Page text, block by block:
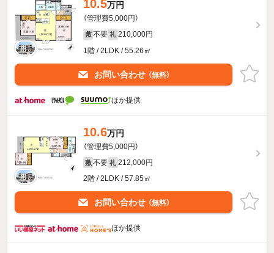
10.5万円
（管理費5,000円）
敷 不要 礼 210,000円
1階 / 2LDK / 55.26㎡
お問い合わせ （無料）
ほか提供
10.6万円
（管理費5,000円）
敷 不要 礼 212,000円
2階 / 2LDK / 57.85㎡
お問い合わせ （無料）
ほか提供